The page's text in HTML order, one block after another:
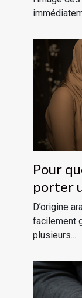
Pour
porter
devrait
D’origine
facilement
plusieurs...